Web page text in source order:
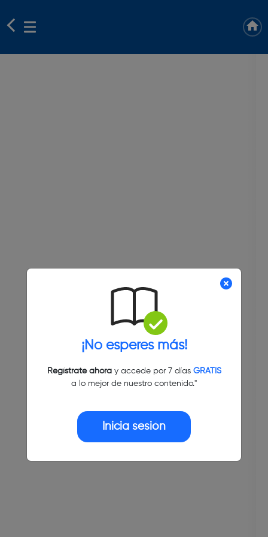
¡No esperes más!
Regístrate ahoray accede por 7 días GRATIS
a lo mejor de nuestro contenido."
Inicia sesión